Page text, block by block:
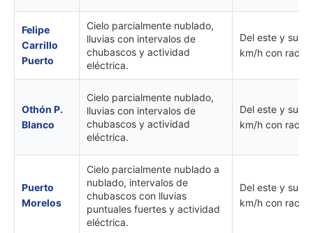
Felipe
Carrillo
Puerto
Cielo parcialmente nublado,
lluvias con intervalos de
chubascos y actividad
eléctrica.
Del este y
km/h con
Othón P.
Blanco
Cielo parcialmente nublado,
lluvias con intervalos de
chubascos y actividad
eléctrica.
Del este y
km/h con
Puerto
Morelos
Cielo parcialmente nublado a
nublado, intervalos de
chubascos con lluvias
puntuales fuertes y actividad
eléctrica.
Del este y
km/h con